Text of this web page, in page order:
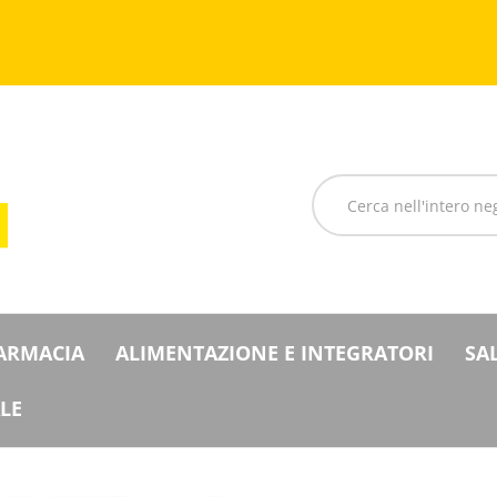
Cerca
Prodotto
ALIMENTAZIONE E INTEGRATORI